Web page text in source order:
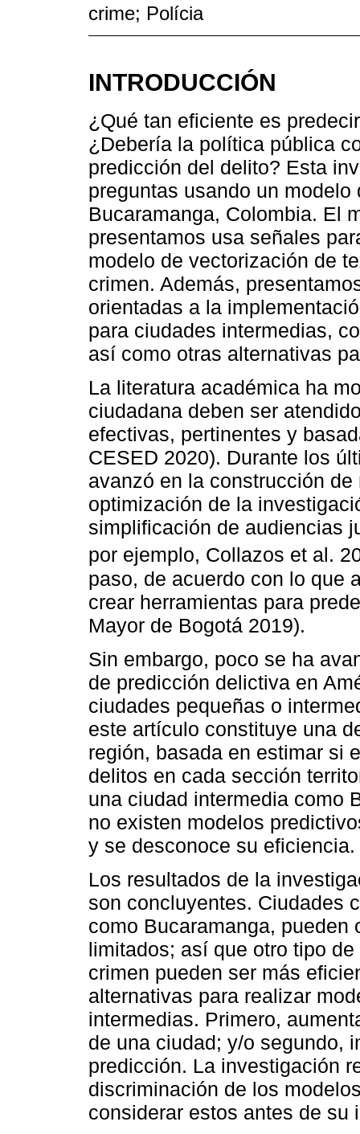
crime; Polícia
INTRODUCCIÓN
¿Qué tan eficiente es
¿Debería la política pública
predicción del delito? Esta
preguntas usando un
Bucaramanga, Colombia. El
presentamos usa señales
modelo de vectorización de
crimen. Además,
orientadas a la
para ciudades intermedias,
así como otras alternativas
La literatura académica ha
ciudadana deben ser
efectivas, pertinentes y
CESED 2020). Durante los
avanzó en la construcción
optimización de la
simplificación de audiencias
por ejemplo, Collazos et al.
paso, de acuerdo con lo que
crear herramientas para
Mayor de Bogotá 2019).
Sin embargo, poco se ha
de predicción delictiva en
ciudades pequeñas o
este artículo constituye una
región, basada en estimar si
delitos en cada sección
una ciudad intermedia como
no existen modelos
y se desconoce su eficiencia.
Los resultados de la
son concluyentes. Ciudades
como Bucaramanga, pueden
limitados; así que otro tipo
crimen pueden ser más
alternativas para realizar
intermedias. Primero,
de una ciudad; y/o segundo,
predicción. La investigación
discriminación de los
considerar estos antes de su